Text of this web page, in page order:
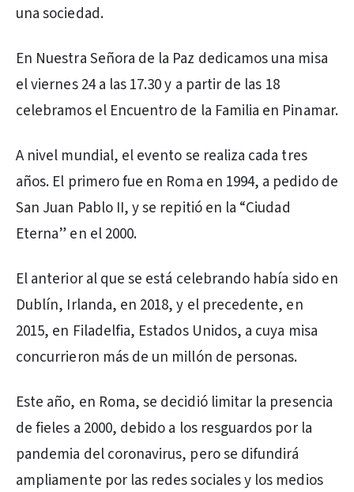
una sociedad.
En Nuestra Señora de la Paz dedicamos una misa
el viernes 24 a las 17.30 y a partir de las 18
celebramos el Encuentro de la Familia en Pinamar.
A nivel mundial, el evento se realiza cada tres
años. El primero fue en Roma en 1994, a pedido de
San Juan Pablo II, y se repitió en la “Ciudad
Eterna” en el 2000.
El anterior al que se está celebrando había sido en
Dublín, Irlanda, en 2018, y el precedente, en
2015, en Filadelfia, Estados Unidos, a cuya misa
concurrieron más de un millón de personas.
Este año, en Roma, se decidió limitar la presencia
de fieles a 2000, debido a los resguardos por la
pandemia del coronavirus, pero se difundirá
ampliamente por las redes sociales y los medios